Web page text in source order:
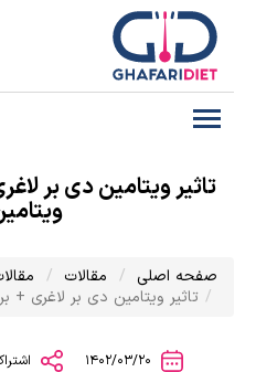
تاثیر ویتامین دی بر
صفحه اصلی مقالات
تاثیر ویتامین دی بر لاغری